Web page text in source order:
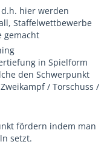
hier werden
Staffelwettbewerbe
gemacht
in Spielform
den Schwerpunkt
/ Torschuss /
fördern indem man
setzt.